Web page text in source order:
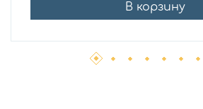
В корзину